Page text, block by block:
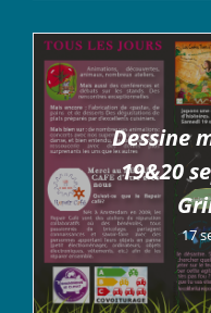
Dessine
19&20
17